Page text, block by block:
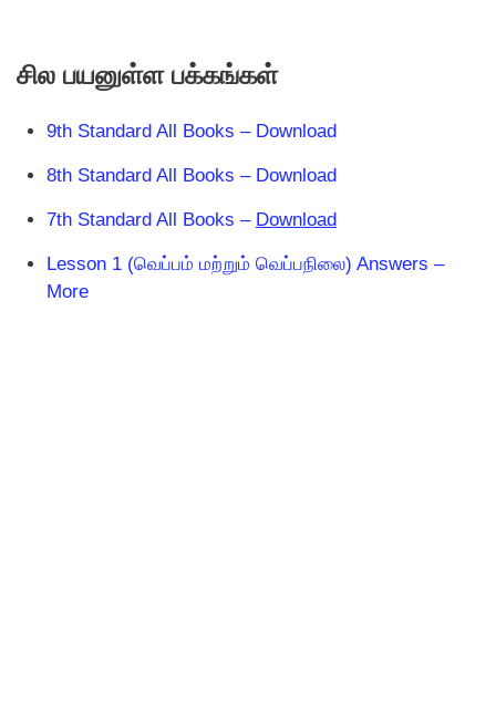
சில பயனுள்ள பக்கங்கள்
9th Standard All Books – Download
8th Standard All Books – Download
7th Standard All Books – Download
Lesson 1 (வெப்பம் மற்றும் வெப்பநிலை) Answers –
More